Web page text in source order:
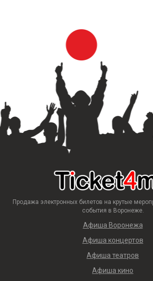
Продажа электронных билетов на крутые
события в Воронеже.
Афиша Воронежа
Афиша концертов
Афиша театров
Афиша кино